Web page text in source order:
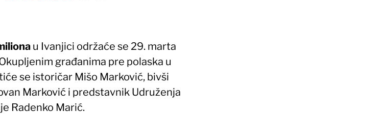
u Ivanjici održaće se 29. marta
građanima pre polaska u
se istoričar Mišo Marković, bivši
Marković i predstavnik Udruženja
Radenko Marić.